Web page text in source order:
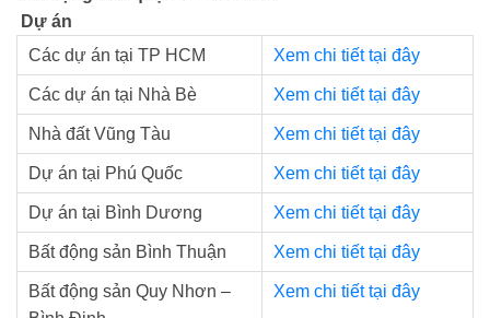
Dự án
Các dự án tại TP HCM
Xem chi tiết tại đây
Các dự án tại Nhà Bè Xem chi tiết tại đây
Nhà đất Vũng Tàu Xem chi tiết tại đây
Dự án tại Phú Quốc Xem chi tiết tại đây
Dự án tại Bình Dương Xem chi tiết tại đây
Bất động sản Bình Thuận Xem chi tiết tại đây
Bất động sản Quy Nhơn –
Xem chi tiết tại đây